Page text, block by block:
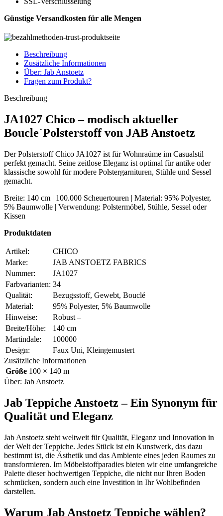
Günstige Versandkosten für alle Mengen
Beschreibung
Zusätzliche Informationen
Über: Jab Anstoetz
Fragen zum Produkt?
Beschreibung
JA1027 Chico – modisch aktueller
Boucle`Polsterstoff von JAB Anstoetz
Der Polsterstoff Chico JA1027 ist für Wohnraüme im Casualstil
perfekt gemacht. Seine zeitlose Eleganz ist optimal für antike oder
klassische sowohl für modere Polstergarnituren, Stühle und Sessel
gemacht.
Breite: 140 cm | 100.000 Scheuertouren | Material: 95% Polyester,
5% Baumwolle | Verwendung: Polstermöbel, Stühle, Sessel oder
Kissen
Produktdaten
Artikel:
CHICO
Marke:
JAB ANSTOETZ FABRICS
Nummer:
JA1027
Farbvarianten: 34
Qualität:
Bezugsstoff, Gewebt, Bouclé
Material:
95% Polyester, 5% Baumwolle
Hinweise:
Robust –
Breite/Höhe:
140 cm
Martindale:
100000
Design:
Faux Uni, Kleingemustert
Zusätzliche Informationen
Größe 100 × 140 m
Über: Jab Anstoetz
Jab Teppiche Anstoetz – Ein Synonym für
Qualität und Eleganz
Jab Anstoetz steht weltweit für Qualität, Eleganz und Innovation in
der Welt der Teppiche. Jedes Stück ist ein Kunstwerk, das dazu
bestimmt ist, die Ästhetik und das Ambiente eines jeden Raumes zu
transformieren. Im Möbelstoffparadies bieten wir eine umfangreiche
Palette dieser hochwertigen Teppiche, die nicht nur Ihren Boden
schmücken, sondern auch eine Investition in Ihr Wohlbefinden
darstellen.
Warum Jab Anstoetz Teppiche wählen?